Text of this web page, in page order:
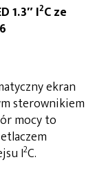
1.3″ I2C ze
ekran
sterownikiem
mocy to
I2C.